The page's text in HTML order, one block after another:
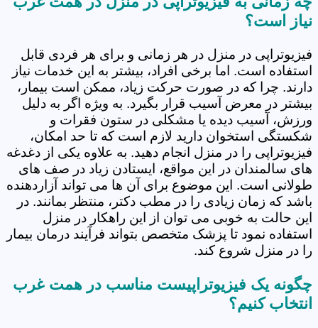
نیاز است؟
فیزیوتراپی در منزل در هر زمانی و برای هر فردی قابل
استفاده است. اما برخی افراد، بیشتر به این خدمات نیاز
دارند. چرا که در صورت حرکت زیاد، ممکن است بیمار،
بیشتر در معرض آسیب قرار بگیرد. به ویژه اگر به دلیل
ورزش، آسیب دیده یا مشکلی در ستون فقرات و
شکستگی استخوان دارید لازم است که تا حد امکان،
فیزیوتراپی را در منزل انجام دهید. به علاوه یکی از دغدغه
های سالمندان در این مواقع، ایستادن زیاد در صف های
طولانی است. این موضوع برای آن ها می تواند آزاردهنده
باشد که زمان زیادی را در مطب دکتر، منتظر بمانند. در
این حالت به خوبی می توان از این راهکار در منزل
استفاده نمود تا پزشک متخصص بتواند فرآیند درمان بیمار
را در منزل شروع کند.
چگونه یک فیزیوتراپیست مناسب در همت غرب
انتخاب کنیم؟